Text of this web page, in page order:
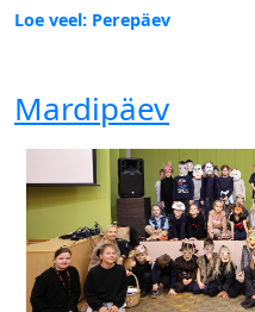
Loe veel: Perepäev
Mardipäev